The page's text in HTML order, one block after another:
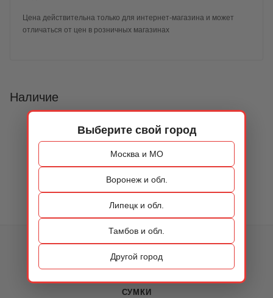
Выберите свой город
Москва и МО
Воронеж и обл.
Липецк и обл.
Тамбов и обл.
Другой город
Цена действительна только для интернет-магазина и может
отличаться от цен в розничных магазинах
Наличие
КАТАЛОГ
ОБУВЬ
СУМКИ